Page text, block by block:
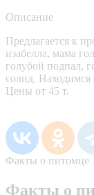
Описание
Предлагается к
изабелла, мама
голубой подпал,
солид. Находимся
Цены от 45 т.
Факты о питомце
Факты о